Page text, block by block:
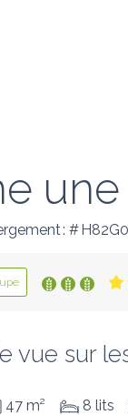
: #
vue sur
47 m² 8 lits